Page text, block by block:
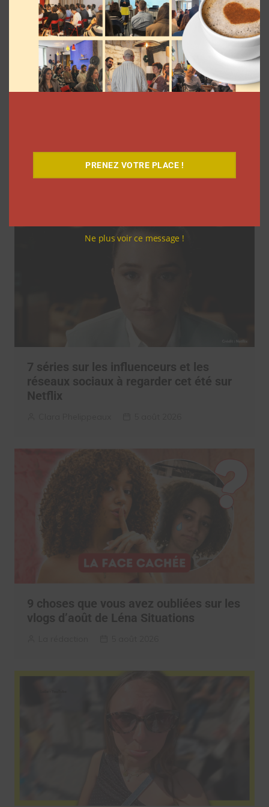
Clara Phelippeaux 6 août 2026
7 séries sur les influenceurs et les
réseaux sociaux à regarder cet été sur
Netflix
9 choses que vous avez oubliées sur les
vlogs d’août de Léna Situations
PRENEZ VOTRE PLACE !
Ne plus voir ce message !